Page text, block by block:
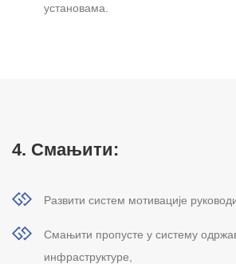
установама.
4. Смањити:
Развити систем мотивације
Смањити пропусте у систему
инфраструктуре,